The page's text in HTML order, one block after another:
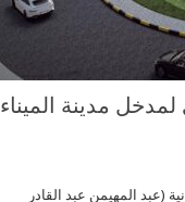
معماري لمدخل مدينة الميناء
(عبد المهيمن عبد القادر